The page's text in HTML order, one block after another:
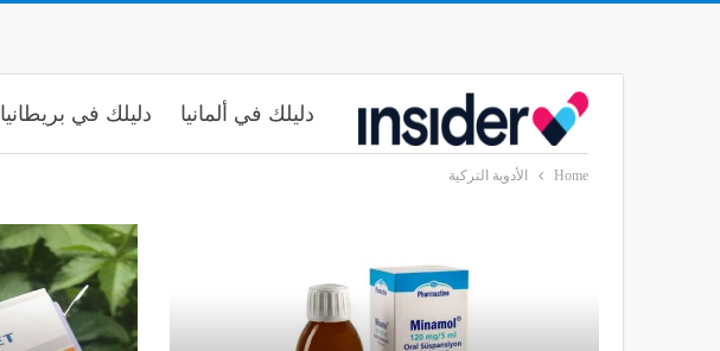
دليلك في ألمانيا دليلك في بريطانيا
Home الأدوية التركية